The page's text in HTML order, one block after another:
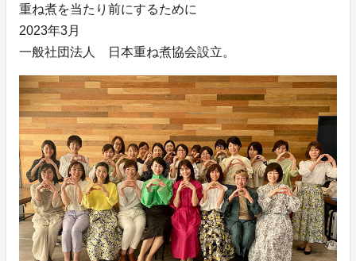
重ね煮を当たり前にするために
2023年3月
一般社団法人 日本重ね煮協会設立。